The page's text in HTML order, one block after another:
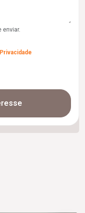
enviar.
Privacidade